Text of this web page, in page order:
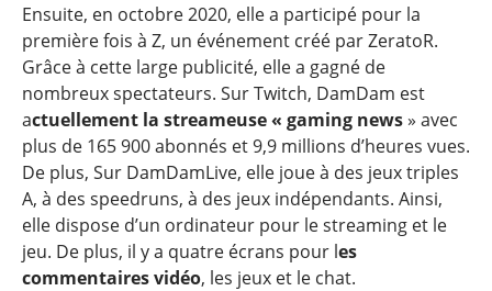
Ensuite, en octobre 2020, elle a participé pour la
première fois à Z, un événement créé par ZeratoR.
Grâce à cette large publicité, elle a gagné de
nombreux spectateurs. Sur Twitch, DamDam est
actuellement la streameuse « gaming news» avec
plus de 165 900 abonnés et 9,9 millions d’heures vues.
De plus, Sur DamDamLive, elle joue à des jeux triples
A, à des speedruns, à des jeux indépendants. Ainsi,
elle dispose d’un ordinateur pour le streaming et le
jeu. De plus, il y a quatre écrans pour les
commentaires vidéo, les jeux et le chat.